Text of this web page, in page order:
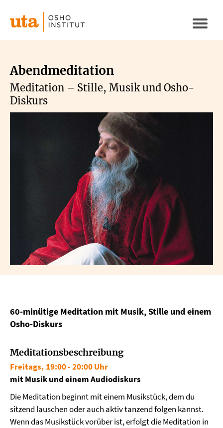
zum
Inhalt
Abendmeditation
Meditation – Stille, Musik und Osho-
Diskurs
60-minütige Meditation mit Musik, Stille und einem
Osho-Diskurs
Meditationsbeschreibung
Freitags, 19:00 - 20:00 Uhr
mit Musik und einem Audiodiskurs
Die Meditation beginnt mit einem Musikstück, dem du
sitzend lauschen oder auch aktiv tanzend folgen kannst.
Wenn das Musikstück vorüber ist, erfolgt die Meditation in